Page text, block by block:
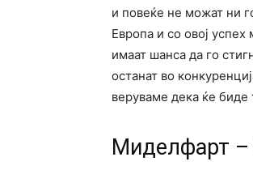
и повеќе не можат ни
Европа и со овој
имаат шанса да го
останат во
веруваме дека ќе биде
Миделфарт –